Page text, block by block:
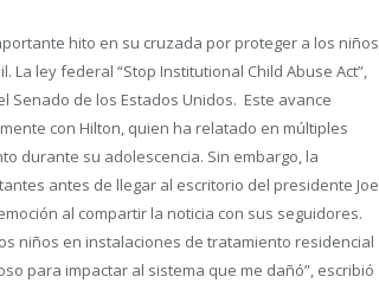
hito en su cruzada por proteger a los niños
La ley federal “Stop Institutional Child Abuse Act”,
de los Estados Unidos. Este avance
con Hilton, quien ha relatado en múltiples
durante su adolescencia. Sin embargo, la
antes de llegar al escritorio del presidente Joe
al compartir la noticia con sus seguidores.
niños en instalaciones de tratamiento residencial
para impactar al sistema que me dañó”, escribió